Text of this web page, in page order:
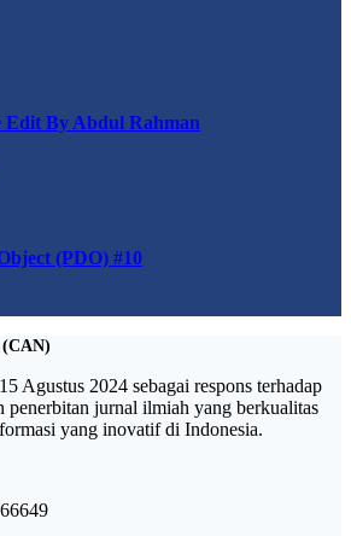
By Abdul Rahman
(PDO) #10
Agustus 2024 sebagai respons terhadap
penerbitan jurnal ilmiah yang berkualitas
yang inovatif di Indonesia.